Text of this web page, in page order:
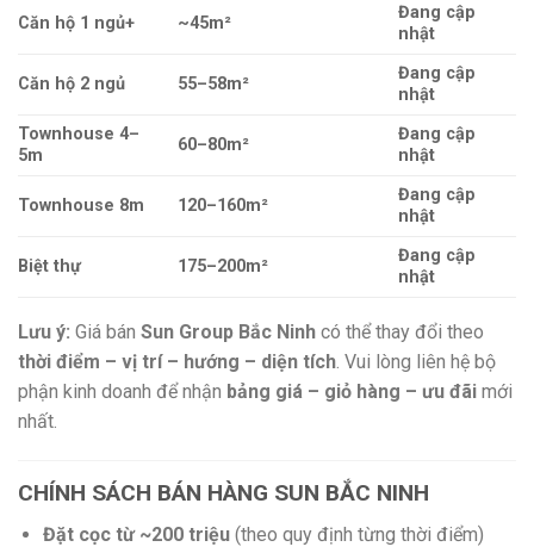
Căn hộ 1 ngủ+ ~45m²
Đang cập
nhật
Căn hộ 2 ngủ 55–58m²
Đang cập
nhật
Townhouse 4–
5m
60–80m²
Đang cập
nhật
Townhouse 8m 120–160m²
Đang cập
nhật
Biệt thự 175–200m²
Đang cập
nhật
Lưu ý: Giá bán Sun Group Bắc Ninh có thể thay đổi theo
thời điểm – vị trí – hướng – diện tích . Vui lòng liên hệ bộ
phận kinh doanh để nhận bảng giá – giỏ hàng – ưu đãi mới
nhất.
CHÍNH SÁCH BÁN HÀNG SUN BẮC NINH
Đặt cọc từ ~200 triệu(theo quy định từng thời điểm)